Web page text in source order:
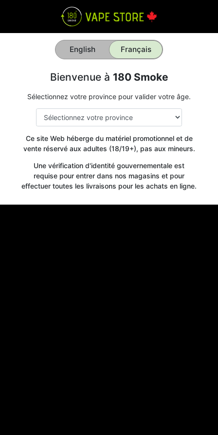
English Français
Bienvenue à 180 Smoke
Sélectionnez votre province pour valider votre âge.
Ce site Web héberge du matériel promotionnel et de
vente réservé aux adultes (18/19+), pas aux mineurs.
Une vérification d'identité gouvernementale est
requise pour entrer dans nos magasins et pour
effectuer toutes les livraisons pour les achats en ligne.